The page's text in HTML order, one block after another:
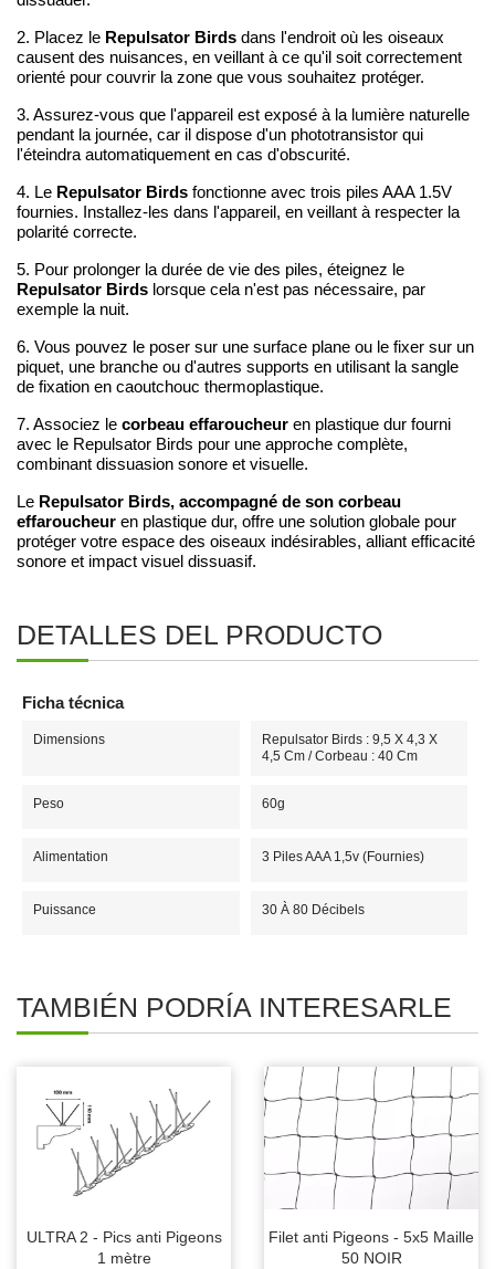
2. Placez le Repulsator Birds dans l'endroit où les oiseaux
causent des nuisances, en veillant à ce qu'il soit correctement
orienté pour couvrir la zone que vous souhaitez protéger.
3. Assurez-vous que l'appareil est exposé à la lumière naturelle
pendant la journée, car il dispose d'un phototransistor qui
l'éteindra automatiquement en cas d'obscurité.
4. Le Repulsator Birds fonctionne avec trois piles AAA 1.5V
fournies. Installez-les dans l'appareil, en veillant à respecter la
polarité correcte.
5. Pour prolonger la durée de vie des piles, éteignez le
Repulsator Birds lorsque cela n'est pas nécessaire, par
exemple la nuit.
6. Vous pouvez le poser sur une surface plane ou le fixer sur un
piquet, une branche ou d'autres supports en utilisant la sangle
de fixation en caoutchouc thermoplastique.
7. Associez le corbeau effaroucheur en plastique dur fourni
avec le Repulsator Birds pour une approche complète,
combinant dissuasion sonore et visuelle.
Le Repulsator Birds, accompagné de son corbeau
effaroucheur en plastique dur, offre une solution globale pour
protéger votre espace des oiseaux indésirables, alliant efficacité
sonore et impact visuel dissuasif.
DETALLES DEL PRODUCTO
Ficha técnica
Dimensions
Repulsator Birds : 9,5 X 4,3 X
4,5 Cm / Corbeau : 40 Cm
Peso 60g
Alimentation 3 Piles AAA 1,5v (fournies)
Puissance 30 À 80 Décibels
TAMBIÉN PODRÍA INTERESARLE
ULTRA 2 - Pics anti Pigeons
1 mètre
Filet anti Pigeons - 5x5 Maille
50 NOIR